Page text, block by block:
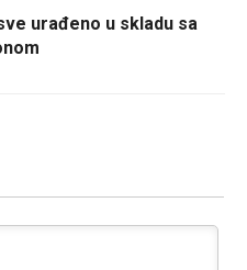
urađeno u skladu sa